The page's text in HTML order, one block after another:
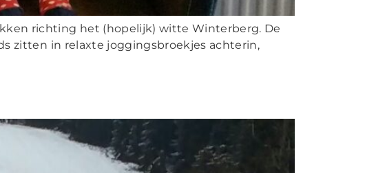
richting het (hopelijk) witte Winterberg. De
zitten in relaxte joggingsbroekjes achterin,